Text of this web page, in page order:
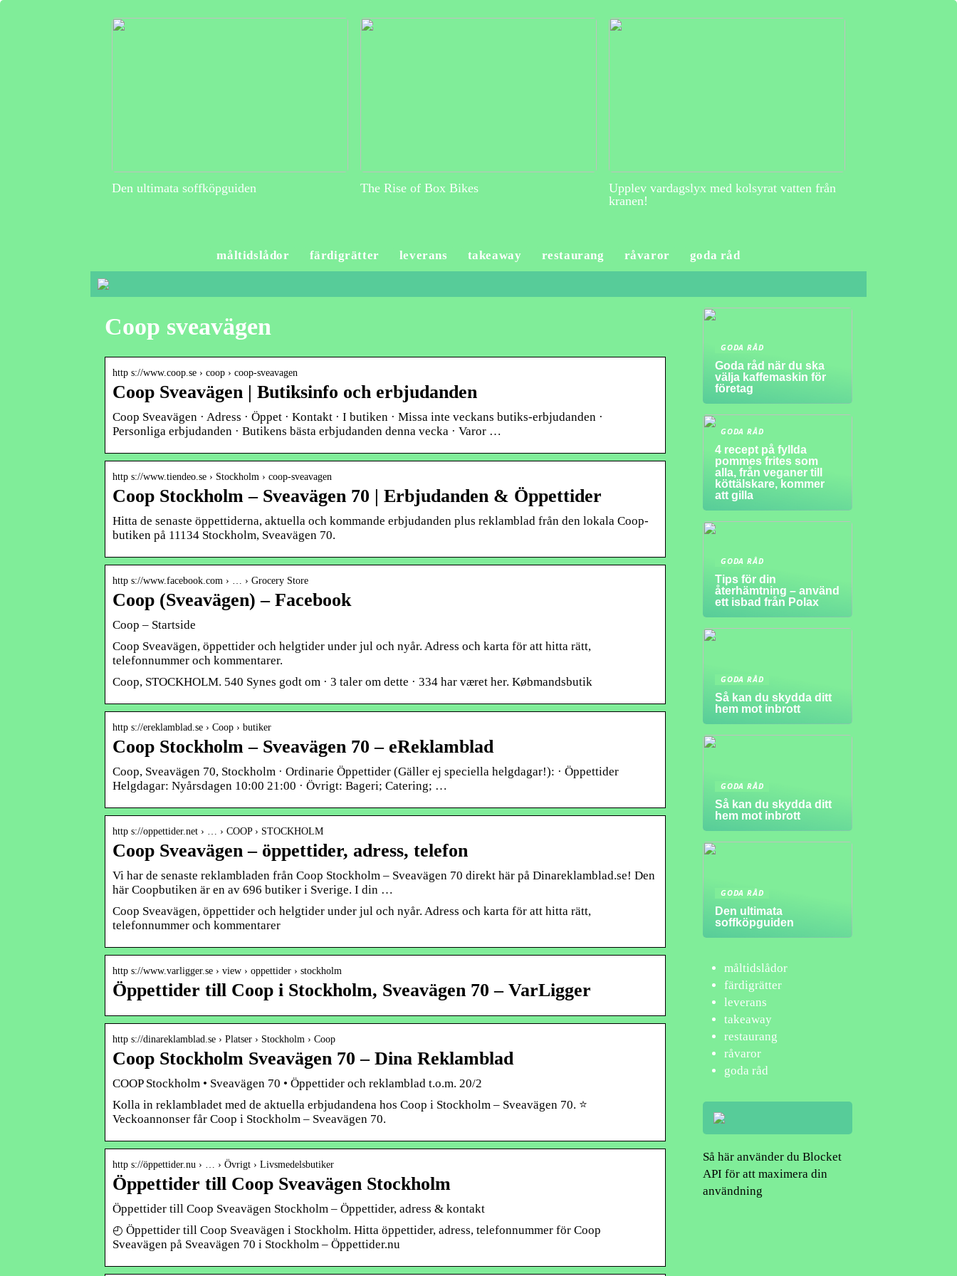
Den ultimata soffköpguiden The Rise of Box Bikes
Upplev vardagslyx med kolsyrat vatten från
kranen!
måltidslådor färdigrätter leverans takeaway restaurang råvaror goda råd
Coop sveavägen
http s://www.coop.se › coop › coop-sveavagen
Coop Sveavägen | Butiksinfo och erbjudanden
Coop Sveavägen · Adress · Öppet · Kontakt · I butiken · Missa inte veckans butiks-erbjudanden ·
Personliga erbjudanden · Butikens bästa erbjudanden denna vecka · Varor …
http s://www.tiendeo.se › Stockholm › coop-sveavagen
Coop Stockholm – Sveavägen 70 | Erbjudanden & Öppettider
Hitta de senaste öppettiderna, aktuella och kommande erbjudanden plus reklamblad från den lokala Coop-
butiken på 11134 Stockholm, Sveavägen 70.
http s://www.facebook.com › … › Grocery Store
Coop (Sveavägen) – Facebook
Coop – Startside
Coop Sveavägen, öppettider och helgtider under jul och nyår. Adress och karta för att hitta rätt,
telefonnummer och kommentarer.
Coop, STOCKHOLM. 540 Synes godt om · 3 taler om dette · 334 har været her. Købmandsbutik
http s://ereklamblad.se › Coop › butiker
Coop Stockholm – Sveavägen 70 – eReklamblad
Coop, Sveavägen 70, Stockholm · Ordinarie Öppettider (Gäller ej speciella helgdagar!): · Öppettider
Helgdagar: Nyårsdagen 10:00 21:00 · Övrigt: Bageri; Catering; …
http s://oppettider.net › … › COOP › STOCKHOLM
Coop Sveavägen – öppettider, adress, telefon
Vi har de senaste reklambladen från Coop Stockholm – Sveavägen 70 direkt här på Dinareklamblad.se! Den
här Coopbutiken är en av 696 butiker i Sverige. I din …
Coop Sveavägen, öppettider och helgtider under jul och nyår. Adress och karta för att hitta rätt,
telefonnummer och kommentarer
http s://www.varligger.se › view › oppettider › stockholm
Öppettider till Coop i Stockholm, Sveavägen 70 – VarLigger
http s://dinareklamblad.se › Platser › Stockholm › Coop
Coop Stockholm Sveavägen 70 – Dina Reklamblad
COOP Stockholm • Sveavägen 70 • Öppettider och reklamblad t.o.m. 20/2
Kolla in reklambladet med de aktuella erbjudandena hos Coop i Stockholm – Sveavägen 70. ⭐
Veckoannonser får Coop i Stockholm – Sveavägen 70.
http s://öppettider.nu › … › Övrigt › Livsmedelsbutiker
Öppettider till Coop Sveavägen Stockholm
Öppettider till Coop Sveavägen Stockholm – Öppettider, adress & kontakt
◴ Öppettider till Coop Sveavägen i Stockholm. Hitta öppettider, adress, telefonnummer för Coop
Sveavägen på Sveavägen 70 i Stockholm – Öppettider.nu
GODA RÅD
Goda råd när du ska
välja kaffemaskin för
företag
GODA RÅD
4 recept på fyllda
pommes frites som
alla, från veganer till
köttälskare, kommer
att gilla
GODA RÅD
Tips för din
återhämtning – använd
ett isbad från Polax
GODA RÅD
Så kan du skydda ditt
hem mot inbrott
GODA RÅD
Så kan du skydda ditt
hem mot inbrott
GODA RÅD
Den ultimata
soffköpguiden
måltidslådor
färdigrätter
leverans
takeaway
restaurang
råvaror
goda råd
Så här använder du Blocket
API för att maximera din
användning